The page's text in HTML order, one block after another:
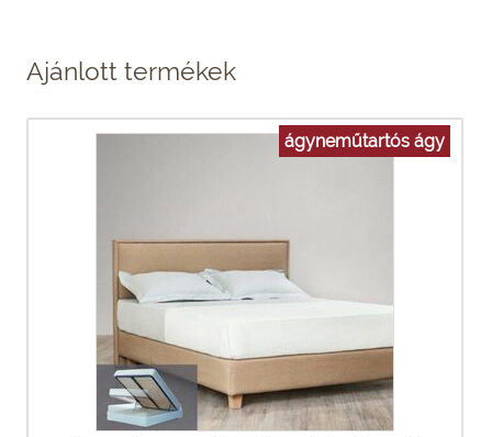
Ajánlott termékek
ágyneműtartós ágy